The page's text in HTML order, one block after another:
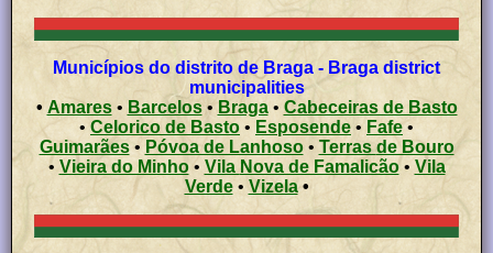
Municípios do distrito de Braga - Braga district
municipalities
• Amares• Barcelos• Braga• Cabeceiras de Basto
•
Celorico de Basto • Esposende• Fafe•
Guimarães• Póvoa de Lanhoso•
Terras de Bouro
• Vieira do Minho• Vila Nova de Famalicão• Vila
Verde• Vizela•